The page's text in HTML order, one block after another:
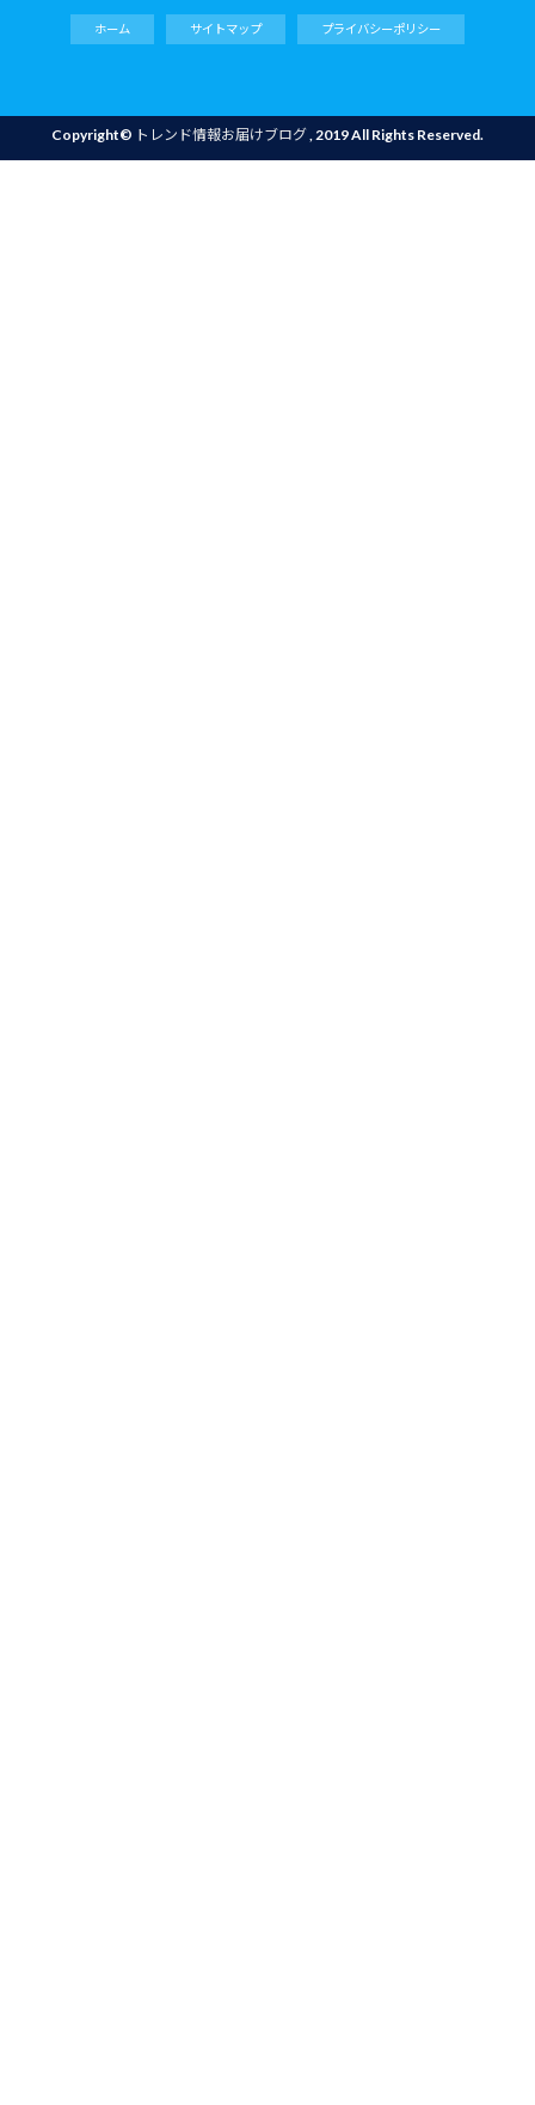
ホーム サイトマップ プライバシーポリシー
Copyright© トレンド情報お届けブログ, 2019 All Rights Reserved.